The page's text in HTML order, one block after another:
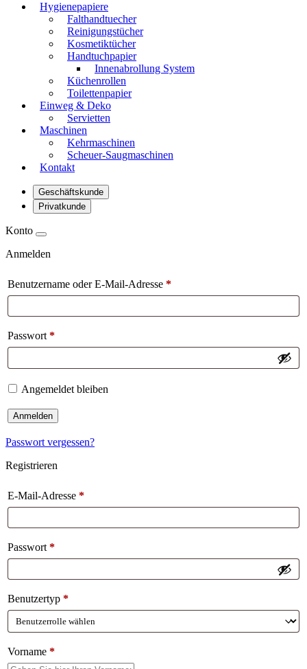
Hygienepapiere
Falthandtuecher
Reinigungstücher
Kosmetiktücher
Handtuchpapier
Innenabrollung System
Küchenrollen
Toilettenpapier
Einweg & Deko
Servietten
Maschinen
Kehrmaschinen
Scheuer-Saugmaschinen
Kontakt
Geschäftskunde
Privatkunde
Konto
Anmelden
Benutzername oder E-Mail-Adresse *
Passwort *
Angemeldet bleiben
Anmelden
Passwort vergessen?
Registrieren
E-Mail-Adresse *
Passwort *
Benutzertyp *
Vorname *